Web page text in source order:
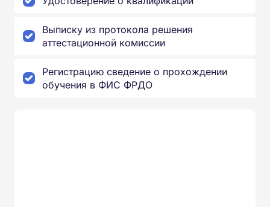
Выписку из протокола решения
аттестационной комиссии
Регистрацию сведение о прохождении
обучения в ФИС ФРДО